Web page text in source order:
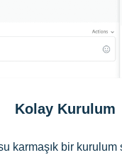
Kolay Kurulum
karmaşık bir